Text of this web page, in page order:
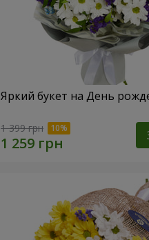
Яркий букет на День
1 399 грн